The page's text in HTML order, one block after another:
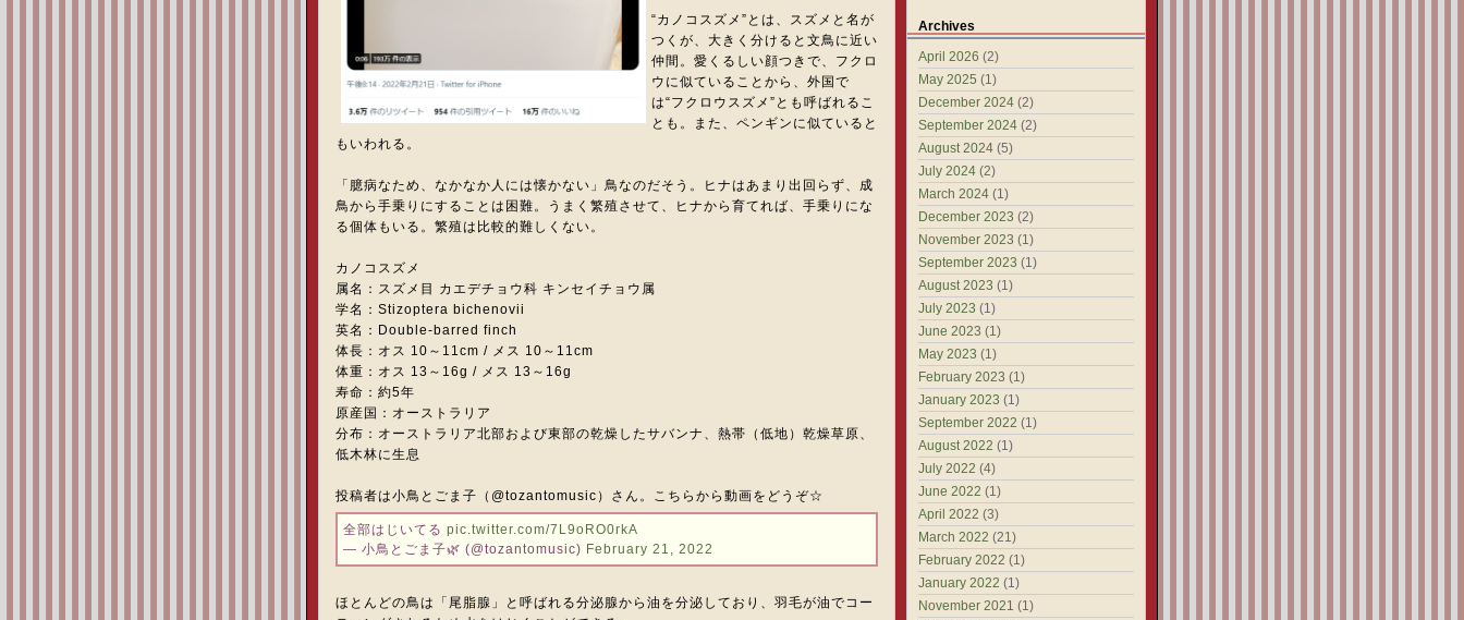
“カノコスズメ”とは、スズメと名が
つくが、大きく分けると文鳥に近い
仲間。愛くるしい顔つきで、フクロ
ウに似ていることから、外国で
は“フクロウスズメ”とも呼ばれるこ
とも。また、ペンギンに似ていると
もいわれる。
「臆病なため、なかなか人には懐かない」鳥なのだそう。ヒナはあまり出回らず、成
鳥から手乗りにすることは困難。うまく繁殖させて、ヒナから育てれば、手乗りにな
る個体もいる。繁殖は比較的難しくない。
カノコスズメ
属名：スズメ目 カエデチョウ科 キンセイチョウ属
学名：Stizoptera bichenovii
英名：Double-barred finch
体長：オス 10～11cm / メス 10～11cm
体重：オス 13～16g / メス 13～16g
寿命：約5年
原産国：オーストラリア
分布：オーストラリア北部および東部の乾燥したサバンナ、熱帯（低地）乾燥草原、
低木林に生息
投稿者は小鳥とごま子（@tozantomusic）さん。こちらから動画をどうぞ☆
全部はじいてる pic.twitter.com/7L9oRO0rkA
— 小鳥とごま子🌿 (@tozantomusic) February 21, 2022
ほとんどの鳥は「尾脂腺」と呼ばれる分泌腺から油を分泌しており、羽毛が油でコー
Archives
April 2026 (2)
May 2025 (1)
December 2024 (2)
September 2024 (2)
August 2024 (5)
July 2024 (2)
March 2024 (1)
December 2023 (2)
November 2023 (1)
September 2023 (1)
August 2023 (1)
July 2023 (1)
June 2023 (1)
May 2023 (1)
February 2023 (1)
January 2023 (1)
September 2022 (1)
August 2022 (1)
July 2022 (4)
June 2022 (1)
April 2022 (3)
March 2022 (21)
February 2022 (1)
January 2022 (1)
November 2021 (1)